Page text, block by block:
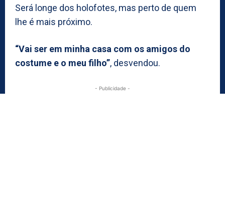
Será longe dos holofotes, mas perto de quem
lhe é mais próximo.
“Vai ser em minha casa com os amigos do
costume e o meu filho”, desvendou.
- Publicidade -